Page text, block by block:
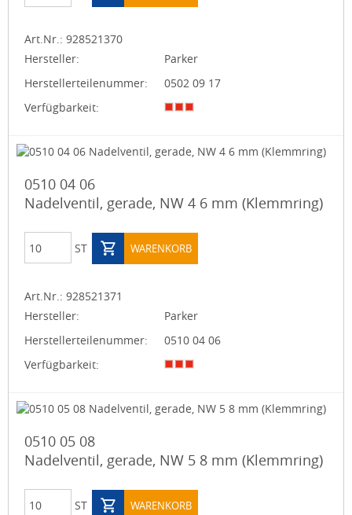
Art.Nr.: 928521370
Hersteller:
Parker
Herstellerteilenummer:
0502 09 17
Verfügbarkeit:
0510 04 06
Nadelventil, gerade, NW 4 6 mm (Klemmring)
ST WARENKORB
Art.Nr.: 928521371
Hersteller:
Parker
Herstellerteilenummer:
0510 04 06
Verfügbarkeit:
0510 05 08
Nadelventil, gerade, NW 5 8 mm (Klemmring)
ST WARENKORB